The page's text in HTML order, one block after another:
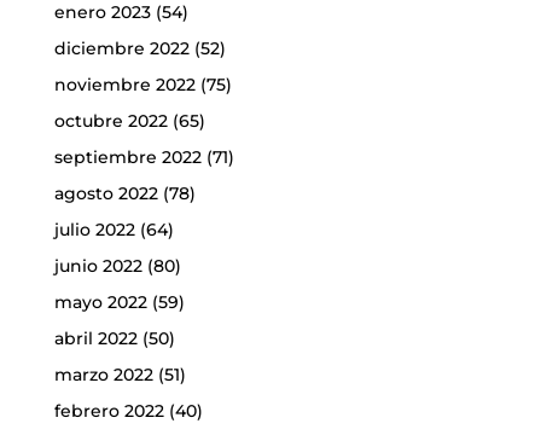
enero 2023(54)
diciembre 2022(52)
noviembre 2022(75)
octubre 2022(65)
septiembre 2022(71)
agosto 2022(78)
julio 2022(64)
junio 2022(80)
mayo 2022(59)
abril 2022(50)
marzo 2022(51)
febrero 2022(40)